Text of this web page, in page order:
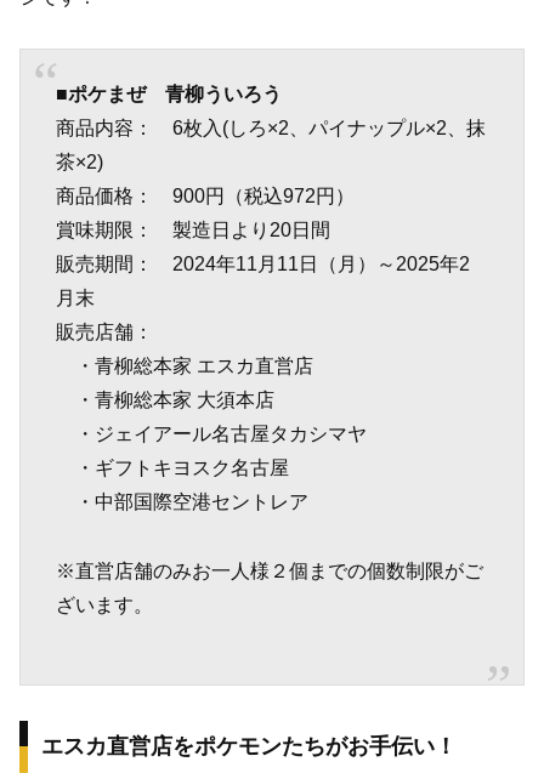
■ポケまぜ 青柳ういろう
商品内容： 6枚入(しろ×2、パイナップル×2、抹
茶×2)
商品価格： 900円（税込972円）
賞味期限： 製造日より20日間
販売期間： 2024年11月11日（月）～2025年2
月末
販売店舗：
・青柳総本家 エスカ直営店
・青柳総本家 大須本店
・ジェイアール名古屋タカシマヤ
・ギフトキヨスク名古屋
・中部国際空港セントレア
※直営店舗のみお一人様２個までの個数制限がご
ざいます。
エスカ直営店をポケモンたちがお手伝い！